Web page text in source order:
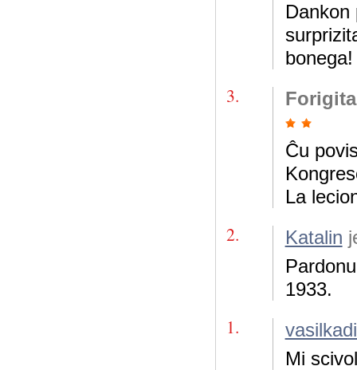
bonega!
3.
Ĉu
La
2. Katalin
1933.
1.
Mi